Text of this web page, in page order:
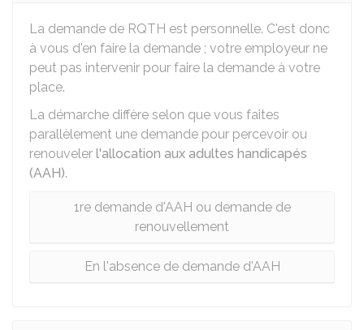
La demande de RQTH est personnelle. C'est donc
à vous d'en faire la demande ; votre employeur ne
peut pas intervenir pour faire la demande à votre
place.
La démarche diffère selon que vous faites
parallèlement une demande pour percevoir ou
renouveler l'allocation aux adultes handicapés
(AAH).
1re demande d'AAH ou demande de
renouvellement
En l'absence de demande d'AAH